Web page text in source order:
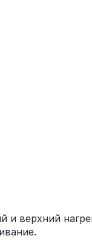
и верхний